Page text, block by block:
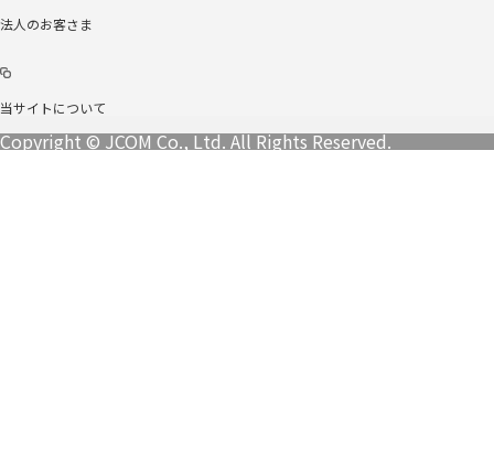
法人のお客さま
当サイトについて
Copyright © JCOM Co., Ltd. All Rights Reserved.